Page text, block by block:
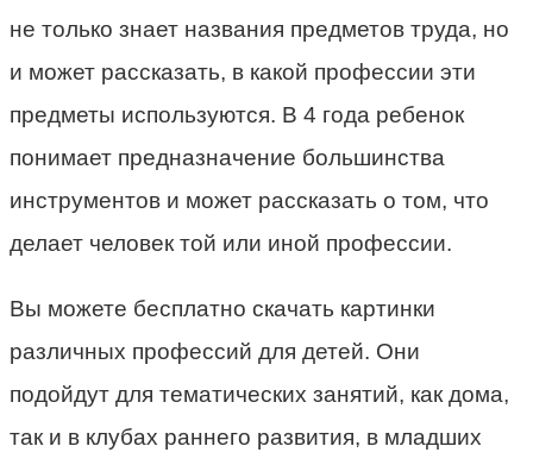
не только знает названия предметов труда, но
и может рассказать, в какой профессии эти
предметы используются. В 4 года ребенок
понимает предназначение большинства
инструментов и может рассказать о том, что
делает человек той или иной профессии.
Вы можете бесплатно скачать картинки
различных профессий для детей. Они
подойдут для тематических занятий, как дома,
так и в клубах раннего развития, в младших